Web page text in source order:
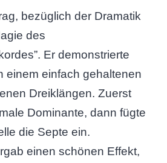
bezüglich der Dramatik
des
Er demonstrierte
einem einfach gehaltenen
Dreiklängen. Zuerst
Dominante, dann fügte
die Septe ein.
einen schönen Effekt,